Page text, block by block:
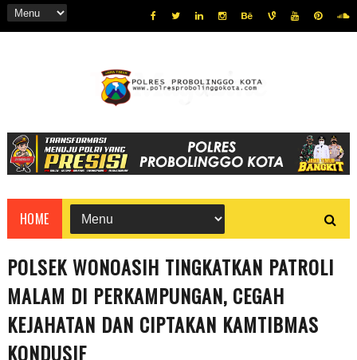
HOME
POLSEK WONOASIH TINGKATKAN PATROLI
MALAM DI PERKAMPUNGAN, CEGAH
KEJAHATAN DAN CIPTAKAN KAMTIBMAS
KONDUSIF